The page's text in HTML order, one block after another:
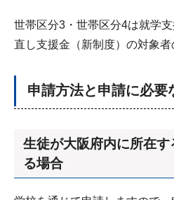
世帯区分3・世帯区分4は就学
直し支援金（新制度）の対象者
申請方法と申請に必要
生徒が大阪府内に所在
る場合